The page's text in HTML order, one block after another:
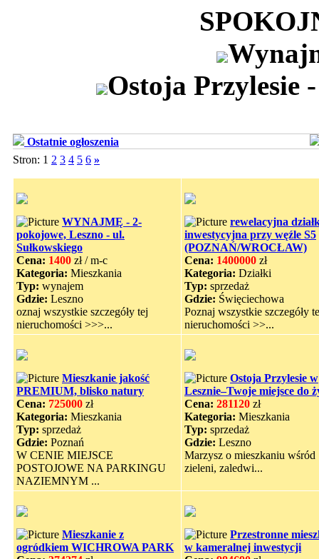
Ostoja Przylesie
Ostatnie ogłoszenia
Stron: 1 2 3 4 5 6 »
WYNAJMĘ - 2-
pokojowe, Leszno - ul.
Sułkowskiego
Cena: 1400 zł / m-c
Kategoria: Mieszkania
Typ: wynajem
Gdzie: Leszno
oznaj wszystkie szczegóły tej
nieruchomości >>>...
rewelacyjna
inwestycyjna przy węźle S5
(POZNAŃ/WROCŁAW)
Cena: 1400000 zł
Kategoria: Działki
Typ: sprzedaż
Gdzie: Święciechowa
Poznaj wszystkie szczegóły
nieruchomości >>...
Mieszkanie jakość
PREMIUM, blisko natury
Cena: 725000 zł
Kategoria: Mieszkania
Typ: sprzedaż
Gdzie: Poznań
W CENIE MIEJSCE
POSTOJOWE NA PARKINGU
NAZIEMNYM ...
Ostoja Przylesie w
Lesznie–Twoje miejsce do
Cena: 281120 zł
Kategoria: Mieszkania
Typ: sprzedaż
Gdzie: Leszno
Marzysz o mieszkaniu wśród
zieleni, zaledwi...
Mieszkanie z
ogródkiem WICHROWA PARK
Przestronne
w kameralnej inwestycji